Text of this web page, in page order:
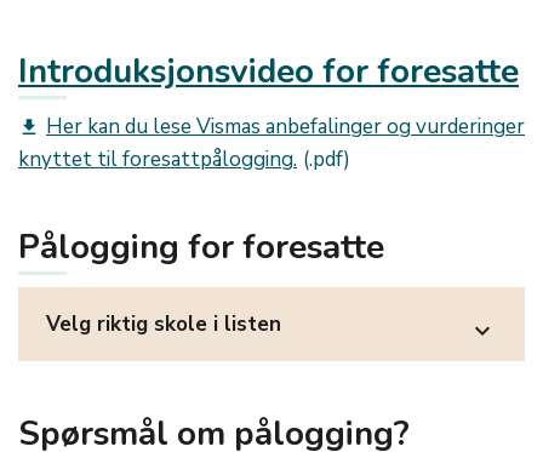
Introduksjonsvideo for foresatte
get_app Her kan du lese Vismas anbefalinger og vurderinger
knyttet til foresattpålogging.
Pålogging for foresatte
Velg riktig skole i listen expand_more
Spørsmål om pålogging?